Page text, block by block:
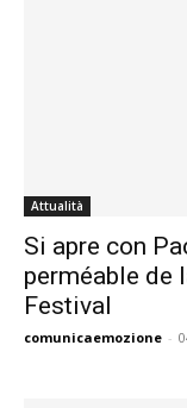
Attualità
Si apre con
perméable de
Festival
comunicaemozione -